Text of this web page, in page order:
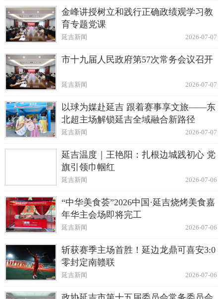
金峰讲授树立和践行正确政绩观学习教
育专题党课
2026-07-07
延吉新闻
市十九届人民政府第57次常务会议召开
2026-07-07
延吉新闻
以球为媒赴延吉 跟着赛事享文旅——东
北超主场解锁延吉全域融合新路径
2026-07-07
延吉新闻
延吉温度｜王艳阳：扎根边城践初心 党
旗引领巾帼红
2026-07-06
延吉新闻
“中华美食荟”2026中国·延吉烧烤美食嘉
年华主会场即将完工
2026-07-06
延吉新闻
斩获赛季主场首胜！延边龙鼎可喜安3:0
零封定南赣联
2026-07-06
延吉新闻